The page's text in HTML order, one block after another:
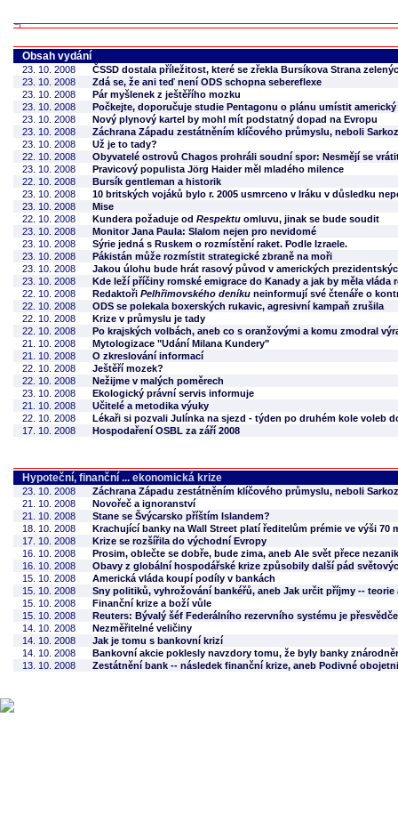
Obsah vydání
23. 10. 2008
ČSSD dostala příležitost, které se zřekla Bursíkova Strana
23. 10. 2008
Zdá se, že ani teď není ODS schopna sebereflexe
23. 10. 2008
Pár myšlenek z ještěřího mozku
23. 10. 2008
Počkejte, doporučuje studie Pentagonu o plánu umístit americký
23. 10. 2008
Nový plynový kartel by mohl mít podstatný dopad na Evropu
23. 10. 2008
Záchrana Západu zestátněním klíčového průmyslu, neboli
23. 10. 2008
Už je to tady?
22. 10. 2008
Obyvatelé ostrovů Chagos prohráli soudní spor: Nesmějí se
23. 10. 2008
Pravicový populista Jörg Haider měl mladého milence
22. 10. 2008
Bursík gentleman a historik
23. 10. 2008
10 britských vojáků bylo r. 2005 usmrceno v Iráku v důsledku
23. 10. 2008
Mise
22. 10. 2008
Kundera požaduje od Respektu omluvu, jinak se bude soudit
23. 10. 2008
Monitor Jana Paula: Slalom nejen pro nevidomé
23. 10. 2008
Sýrie jedná s Ruskem o rozmístění raket. Podle Izraele.
23. 10. 2008
Pákistán může rozmístit strategické zbraně na moři
23. 10. 2008
Jakou úlohu bude hrát rasový původ v amerických
23. 10. 2008
Kde leží příčiny romské emigrace do Kanady a jak by měla vláda
22. 10. 2008
Redaktoři Pelhřimovského deníku neinformují své čtenáře o
22. 10. 2008
ODS se polekala boxerských rukavic, agresivní kampaň zrušila
22. 10. 2008
Krize v průmyslu je tady
22. 10. 2008
Po krajských volbách, aneb co s oranžovými a komu zmodral
21. 10. 2008
Mytologizace "Udání Milana Kundery"
21. 10. 2008
O zkreslování informací
22. 10. 2008
Ještěří mozek?
22. 10. 2008
Nežijme v malých poměrech
23. 10. 2008
Ekologický právní servis informuje
21. 10. 2008
Učitelé a metodika výuky
22. 10. 2008
Lékaři si pozvali Julínka na sjezd - týden po druhém kole voleb
17. 10. 2008
Hospodaření OSBL za září 2008
Hypoteční, finanční ... ekonomická krize
23. 10. 2008
Záchrana Západu zestátněním klíčového průmyslu, neboli
21. 10. 2008
Novořeč a ignoranství
21. 10. 2008
Stane se Švýcarsko příštím Islandem?
18. 10. 2008
Krachující banky na Wall Street platí ředitelům prémie ve výši 70
17. 10. 2008
Krize se rozšířila do východní Evropy
16. 10. 2008
Prosim, oblečte se dobře, bude zima, aneb Ale svět přece
16. 10. 2008
Obavy z globální hospodářské krize způsobily další pád
15. 10. 2008
Americká vláda koupí podíly v bankách
15. 10. 2008
Sny politiků, vyhrožování bankéřů, aneb Jak určit příjmy -- teorie
15. 10. 2008
Finanční krize a boží vůle
15. 10. 2008
Reuters: Bývalý šéf Federálního rezervního systému je
14. 10. 2008
Nezměřitelné veličiny
14. 10. 2008
Jak je tomu s bankovní krizí
14. 10. 2008
Bankovní akcie poklesly navzdory tomu, že byly banky
13. 10. 2008
Zestátnění bank -- následek finanční krize, aneb Podivné